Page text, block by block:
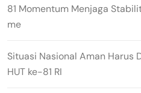
81 Momentum Menjaga
me
Situasi Nasional Aman Harus
HUT ke-81 RI